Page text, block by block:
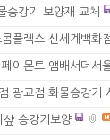
승강기 보양재 교체
콤플렉스 신세계백화
이몬트 앰배서더서
광교점 화물승강기
샾 승강기보양